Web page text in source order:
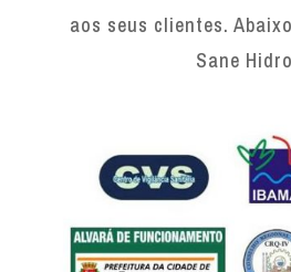
aos seus clientes.
Sane